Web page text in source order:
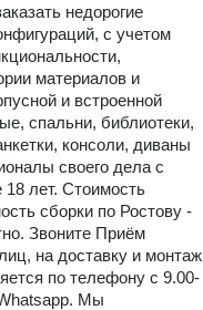
недорогие
с учетом
материалов и
и встроенной
спальни, библиотеки,
консоли, диваны
своего дела с
лет. Стоимость
сборки по Ростову -
Звоните Приём
на доставку и монтаж
по телефону с 9.00-
Мы